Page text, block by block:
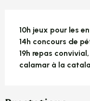
10h jeux pour les
14h concours de
19h repas
calamar à la